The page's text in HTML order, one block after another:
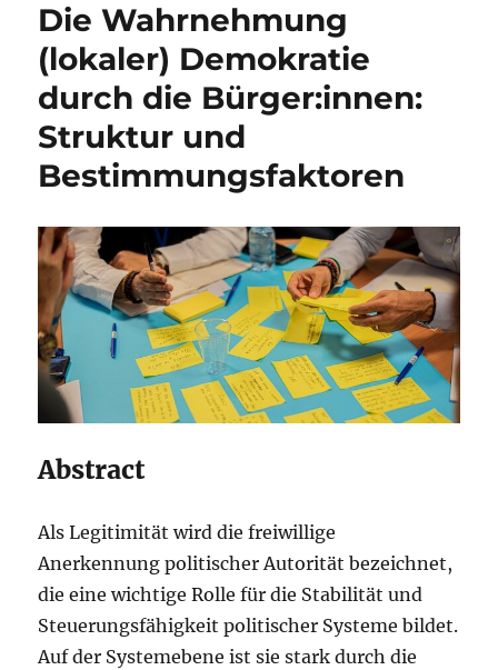
Die Wahrnehmung
(lokaler) Demokratie
durch die Bürger:innen:
Struktur und
Bestimmungsfaktoren
Abstract
Als Legitimität wird die freiwillige
Anerkennung politischer Autorität bezeichnet,
die eine wichtige Rolle für die Stabilität und
Steuerungsfähigkeit politischer Systeme bildet.
Auf der Systemebene ist sie stark durch die